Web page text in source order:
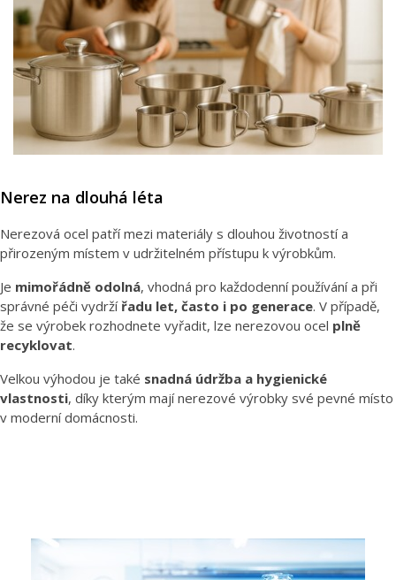
Nerez na dlouhá léta
Nerezová ocel patří mezi materiály s dlouhou životností a
přirozeným místem v udržitelném přístupu k výrobkům.
Je mimořádně odolná, vhodná pro každodenní používání a při
správné péči vydrží řadu let, často i po generace. V případě,
že se výrobek rozhodnete vyřadit, lze nerezovou ocel plně
recyklovat.
Velkou výhodou je také snadná údržba a hygienické
vlastnosti, díky kterým mají nerezové výrobky své pevné místo
v moderní domácnosti.